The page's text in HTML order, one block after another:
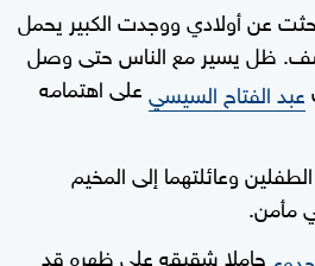
عن أولادي ووجدت الكبير يحمل
ظل يسير مع الناس حتى وصل
عبد الفتاح السيسيعلى اهتمامه
وعائلتهما إلى المخيم
مأمن.
حاملا شقيقه على ظهره قد